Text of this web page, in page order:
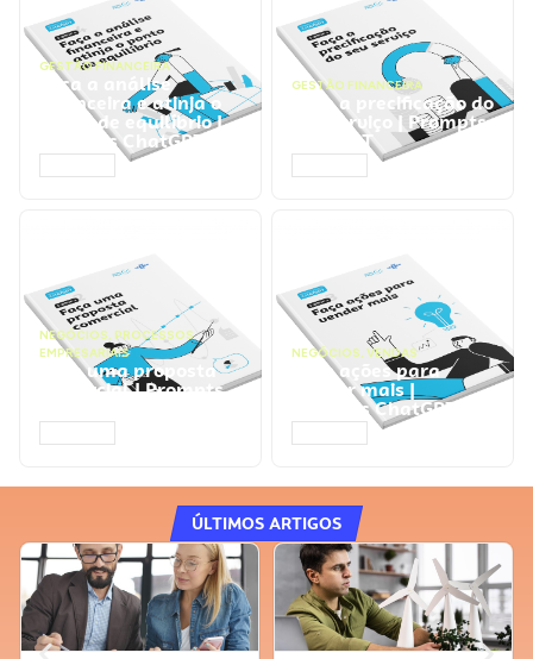
GESTÃO FINANCEIRA
Faça a análise
financeira e atinja o
ponto de equilíbrio |
Prompts ChatGPT
GESTÃO FINANCEIRA
Faça a precificação do
seu serviço | Prompts
ChatGPT
NEGÓCIOS, PROCESSOS
EMPRESARIAIS
Faça uma proposta
comercial | Prompts
NEGÓCIOS, VENDAS
Faça ações para
vender mais |
Prompts ChatGPT
ÚLTIMOS ARTIGOS